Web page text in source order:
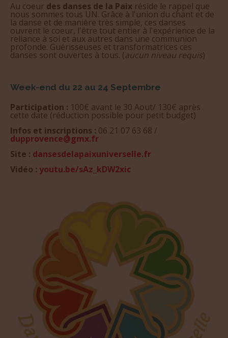
Au coeur des danses de la Paix réside le rappel que
nous sommes tous UN. Grâce à l'union du chant et de
la danse et de manière très simple, ces danses
ouvrent le coeur, l'être tout entier à l'expérience de la
reliance à soi et aux autres dans une communion
profonde. Guérisseuses et transformatrices ces
danses sont ouvertes à tous. (aucun niveau requis)
Week-end du 22 au 24 Septembre
Participation : 100€ avant le 30 Aout/ 130€ après
cette date (réduction possible pour petit budget)
Infos et inscriptions : 06 21 07 63 68 /
dupprovence@gmx.fr
Site : dansesdelapaixuniverselle.fr
Vidéo : youtu.be/sAz_kDW2xic